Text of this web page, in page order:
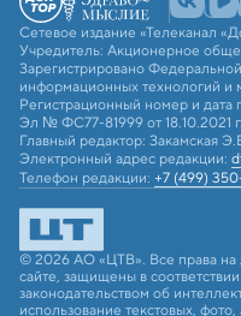
Сетевое издание «Телеканал
Учредитель: Акционерное
Зарегистрировано
информационных технологий и
Регистрационный номер и дата
Эл № ФС77-81999 от 18.10.2021 г.
Главный редактор: Закамская
Электронный адрес редакции:
Телефон редакции: +7 (499)
© 2026 АО «ЦТВ». Все права
сайте, защищены в
законодательством об
использование текстовых,